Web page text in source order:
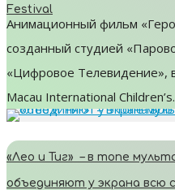
Festival
Анимационный фильм
созданный студией
«Цифровое Телевидение»,
Macau International
«Лео и Тиг» – в топе
объединяют у экрана всю